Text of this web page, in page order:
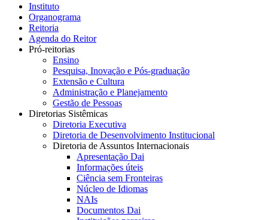
Instituto
Organograma
Reitoria
Agenda do Reitor
Pró-reitorias
Ensino
Pesquisa, Inovação e Pós-graduação
Extensão e Cultura
Administração e Planejamento
Gestão de Pessoas
Diretorias Sistêmicas
Diretoria Executiva
Diretoria de Desenvolvimento Institucional
Diretoria de Assuntos Internacionais
Apresentação Dai
Informações úteis
Ciência sem Fronteiras
Núcleo de Idiomas
NAIs
Documentos Dai